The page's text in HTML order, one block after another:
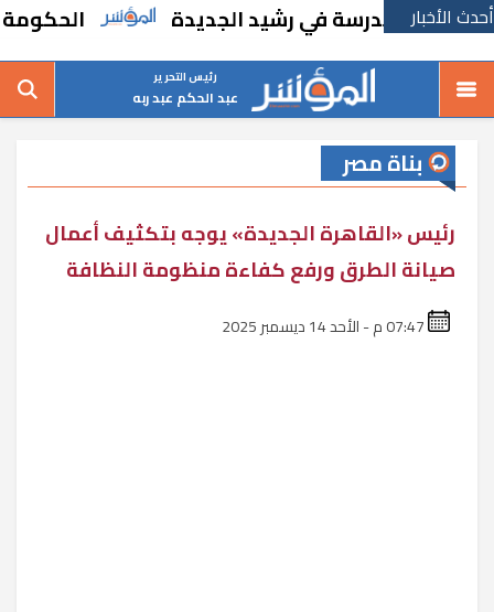
أحدث الأخبارمدرسة في رشيد الجديدة الحكومة
رئيس التحرير
عبد الحكم عبد ربه
بناة مصر
رئيس «القاهرة الجديدة» يوجه بتكثيف أعمال
صيانة الطرق ورفع كفاءة منظومة النظافة